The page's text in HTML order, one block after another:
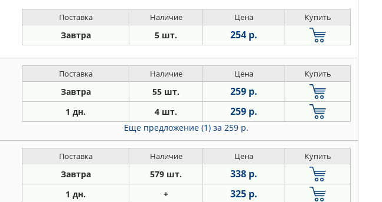
Поставка Наличие Цена Купить
Завтра 5 шт. 254 р.
Поставка Наличие Цена Купить
Завтра 55 шт. 259 р.
1 дн. 4 шт. 259 р.
Еще предложение (1) за 259 р.
Поставка Наличие Цена Купить
Завтра 579 шт. 338 р.
1 дн. + 325 р.